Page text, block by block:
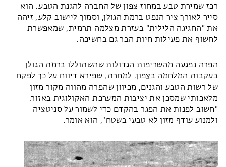
רכז שמירת טבע במחוז צפון של החברה להגנת הטבע. הוא
סייר לאורך ציר הנפט ברמת הגולן, וסמוך ליישוב קלע, זיהה
את ״החגיגה הלילית״ בעזרת מצלמה תרמית, שמאפשרת
לחשוף את פעילות חיות הבר גם בחשיכה.
הפרה נפגעה מהשריפות הגדולות שהשתוללו ברמת הגולן
בעקבות המלחמה בצפון. למחרת, שפירא דיווח על כך לפקח
של רשות הטבע והגנים, מכיוון שהפרה מהווה מקור מזון
מלאכותי שמסכן את יציבות המערכת האקולוגית באזור.
״חשוב לפנות את הפגר בהקדם כדי לשמור על סניטציה
ולמנוע עודף מזון לא טבעי בשטח", הוא אומר.